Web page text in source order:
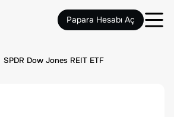
Papara Hesabı Aç
SPDR Dow Jones REIT ETF